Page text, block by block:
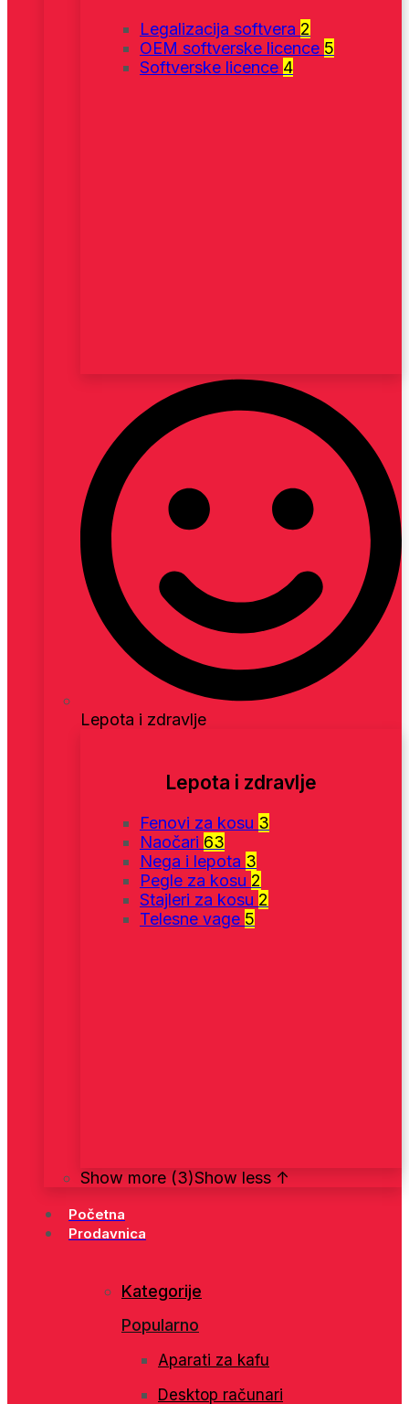
Legalizacija softvera 2
OEM softverske licence 5
Softverske licence 4
Lepota i zdravlje
Lepota i zdravlje
Fenovi za kosu 3
Naočari 63
Nega i lepota 3
Pegle za kosu 2
Stajleri za kosu 2
Telesne vage 5
Show more (3)Show less ↑
Početna
Prodavnica
Kategorije
Popularno
Aparati za kafu
Desktop računari